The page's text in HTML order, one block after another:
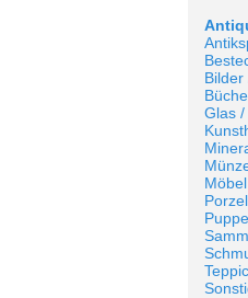
Glas /